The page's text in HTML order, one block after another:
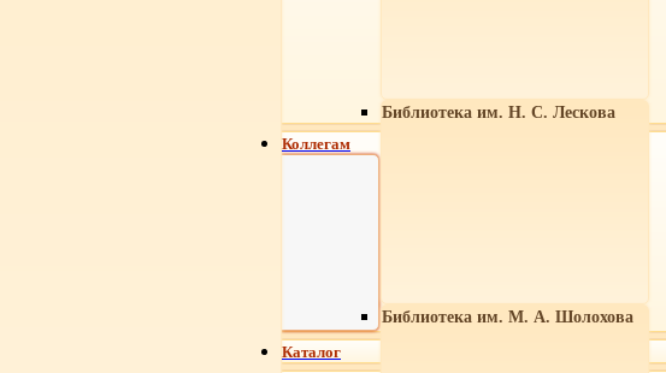
Библиотека им. Н. С. Лескова
Библиотека им. М. А. Шолохова
Коллегам
Каталог